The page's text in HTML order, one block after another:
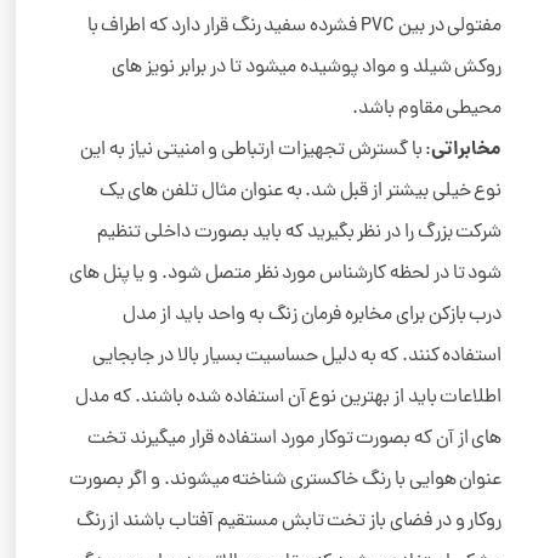
مفتولی در بین PVC فشرده سفید رنگ قرار دارد که اطراف با
روکش شیلد و مواد پوشیده میشود تا در برابر نویز های
محیطی مقاوم باشد.
مخابراتی: با گسترش تجهیزات ارتباطی و امنیتی نیاز به این
نوع خیلی بیشتر از قبل شد. به عنوان مثال تلفن های یک
شرکت بزرگ را در نظر بگیرید که باید بصورت داخلی تنظیم
شود تا در لحظه کارشناس مورد نظر متصل شود. و یا پنل های
درب بازکن برای مخابره فرمان زنگ به واحد باید از مدل
استفاده کنند. که به دلیل حساسیت بسیار بالا در جابجایی
اطلاعات باید از بهترین نوع آن استفاده شده باشند. که مدل
های از آن که بصورت توکار مورد استفاده قرار میگیرند تخت
عنوان هوایی با رنگ خاکستری شناخته میشوند. و اگر بصورت
روکار و در فضای باز تخت تابش مستقیم آفتاب باشند از رنگ